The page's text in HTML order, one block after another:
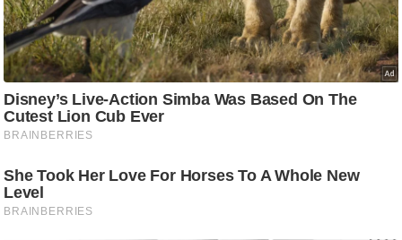
स
मी
क्षा
B
r
e
k
i